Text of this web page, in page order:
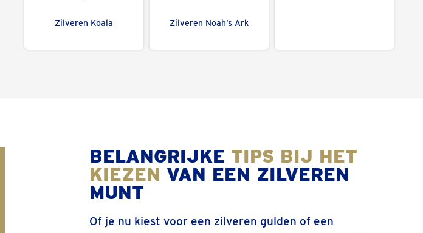
Zilveren Koala Zilveren Noah’s Ark
BELANGRIJKE TIPS BIJ HET
KIEZEN VAN EEN ZILVEREN
MUNT
Of je nu kiest voor een zilveren gulden of een